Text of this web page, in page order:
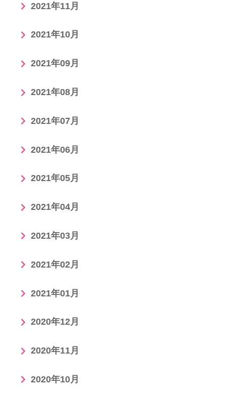
2021年11月
2021年10月
2021年09月
2021年08月
2021年07月
2021年06月
2021年05月
2021年04月
2021年03月
2021年02月
2021年01月
2020年12月
2020年11月
2020年10月